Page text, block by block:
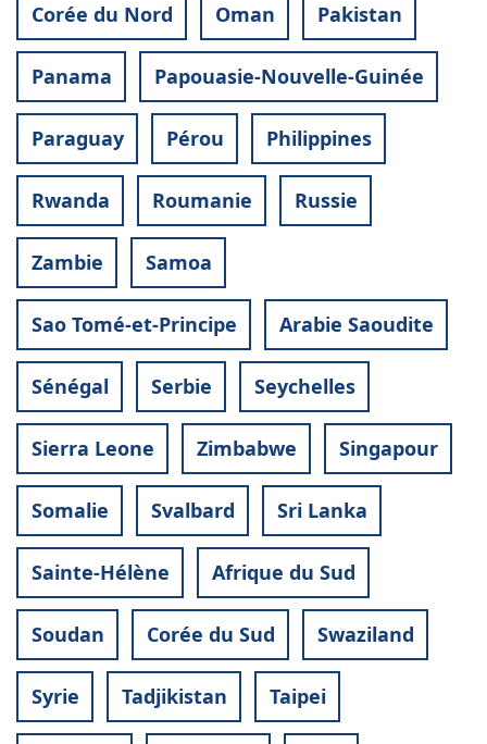
Corée du Nord Oman Pakistan
Panama Papouasie-Nouvelle-Guinée
Paraguay Pérou Philippines
Rwanda Roumanie Russie
Zambie Samoa
Sao Tomé-et-Principe Arabie Saoudite
Sénégal Serbie Seychelles
Sierra Leone Zimbabwe Singapour
Somalie Svalbard Sri Lanka
Sainte-Hélène Afrique du Sud
Soudan Corée du Sud Swaziland
Syrie Tadjikistan Taipei